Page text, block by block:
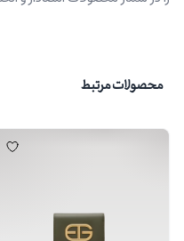
محصولات مرتبط